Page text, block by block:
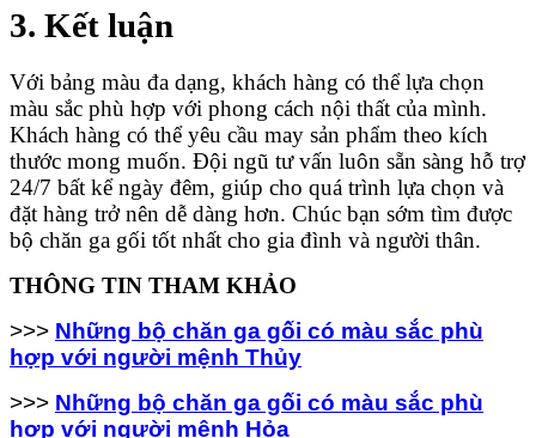
3. Kết luận
Với bảng màu đa dạng, khách hàng có thể lựa chọn
màu sắc phù hợp với phong cách nội thất của mình.
Khách hàng có thể yêu cầu may sản phẩm theo kích
thước mong muốn. Đội ngũ tư vấn luôn sẵn sàng hỗ trợ
24/7 bất kể ngày đêm, giúp cho quá trình lựa chọn và
đặt hàng trở nên dễ dàng hơn. Chúc bạn sớm tìm được
bộ chăn ga gối tốt nhất cho gia đình và người thân.
THÔNG TIN THAM KHẢO
>>> Những bộ chăn ga gối có màu sắc phù
hợp với người mệnh Thủy
>>> Những bộ chăn ga gối có màu sắc phù
hợp với người mệnh Hỏa